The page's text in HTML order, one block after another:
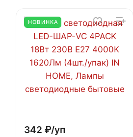
НОВИНКА
342 ₽/уп